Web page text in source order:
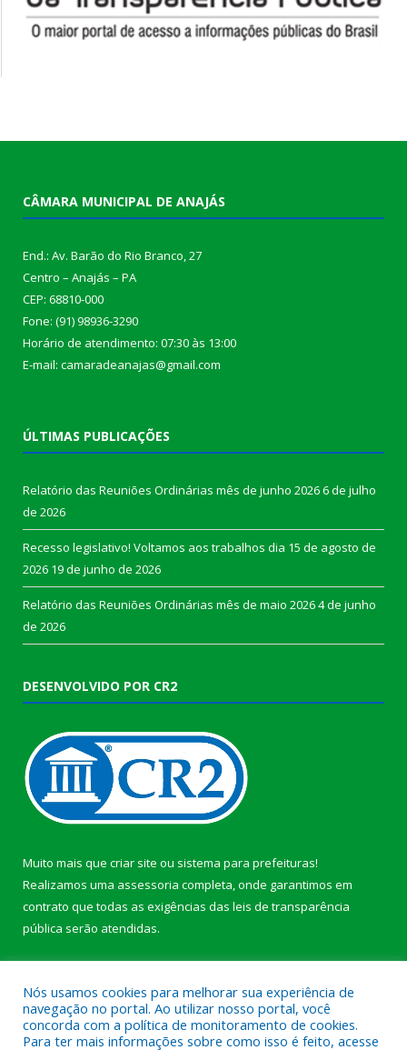
CÂMARA MUNICIPAL DE ANAJÁS
End.: Av. Barão do Rio Branco, 27
Centro – Anajás – PA
CEP: 68810-000
Fone: (91) 98936-3290
Horário de atendimento: 07:30 às 13:00
E-mail: camaradeanajas@gmail.com
ÚLTIMAS PUBLICAÇÕES
Relatório das Reuniões Ordinárias mês de junho 20266 de julho
de 2026
Recesso legislativo! Voltamos aos trabalhos dia 15 de agosto de
2026 19 de junho de 2026
Relatório das Reuniões Ordinárias mês de maio 20264 de junho
de 2026
DESENVOLVIDO POR CR2
Muito mais que criar site ou sistema para prefeituras!
Realizamos uma assessoria completa, onde garantimos em
contrato que todas as exigências das leis de transparência
pública serão atendidas.
Nós usamos cookies para melhorar sua experiência de
navegação no portal. Ao utilizar nosso portal, você
concorda com a política de monitoramento de cookies.
Para ter mais informações sobre como isso é feito, acesse